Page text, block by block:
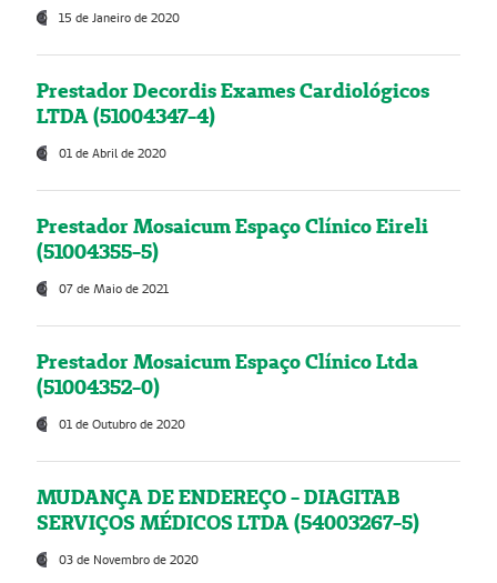
15 de Janeiro de 2020
Prestador Decordis Exames Cardiológicos
LTDA (51004347-4)
01 de Abril de 2020
Prestador Mosaicum Espaço Clínico Eireli
(51004355-5)
07 de Maio de 2021
Prestador Mosaicum Espaço Clínico Ltda
(51004352-0)
01 de Outubro de 2020
MUDANÇA DE ENDEREÇO - DIAGITAB
SERVIÇOS MÉDICOS LTDA (54003267-5)
03 de Novembro de 2020